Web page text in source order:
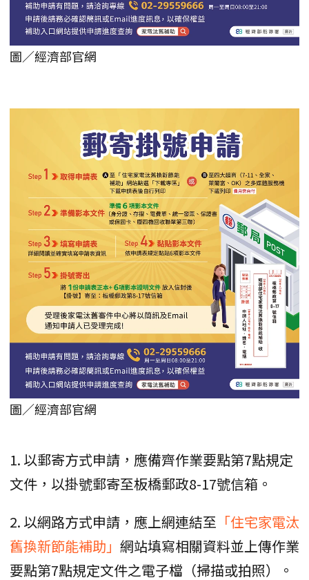
圖／經濟部官網
圖／經濟部官網
1. 以郵寄方式申請，應備齊作業要點第7點規定
文件，以掛號郵寄至板橋郵政8-17號信箱。
2. 以網路方式申請，應上網連結至 「住宅家電汰
舊換新節能補助」 網站填寫相關資料並上傳作業
要點第7點規定文件之電子檔（掃描或拍照）。